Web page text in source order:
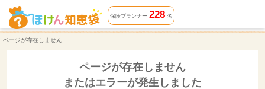
ページが存在しません | ほけん知恵袋
保険プランナー 228名
ページが存在しません
ページが存在しません
またはエラーが発生しました